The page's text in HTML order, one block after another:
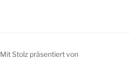
Mit Stolz präsentiert von